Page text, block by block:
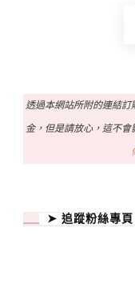
透過本網站所附的連結
金，但是請放心，這不
➤ 追蹤粉絲專頁